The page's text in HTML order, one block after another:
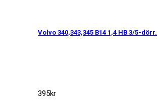
Volvo 340,343,345 B14 1,4 HB 3/5-dörr.
395kr